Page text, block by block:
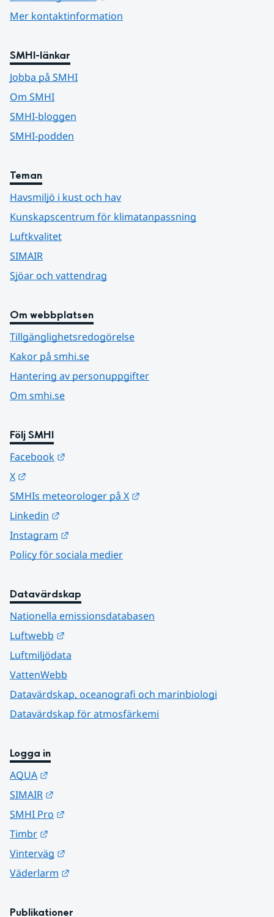
Mer kontaktinformation
SMHI-länkar
Jobba på SMHI
Om SMHI
SMHI-bloggen
SMHI-podden
Teman
Havsmiljö i kust och hav
Kunskapscentrum för klimatanpassning
Luftkvalitet
SIMAIR
Sjöar och vattendrag
Om webbplatsen
Tillgänglighetsredogörelse
Kakor på smhi.se
Hantering av personuppgifter
Om smhi.se
Följ SMHI
Facebook
X
SMHIs meteorologer på X
Linkedin
Instagram
Policy för sociala medier
Datavärdskap
Nationella emissionsdatabasen
Luftwebb
Luftmiljödata
VattenWebb
Datavärdskap, oceanografi och marinbiologi
Datavärdskap för atmosfärkemi
Logga in
AQUA
SIMAIR
SMHI Pro
Timbr
Vinterväg
Väderlarm
Publikationer